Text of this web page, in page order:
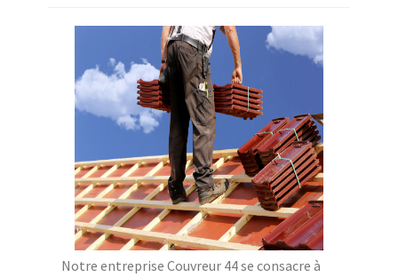
Notre entreprise Couvreur 44 se consacre à